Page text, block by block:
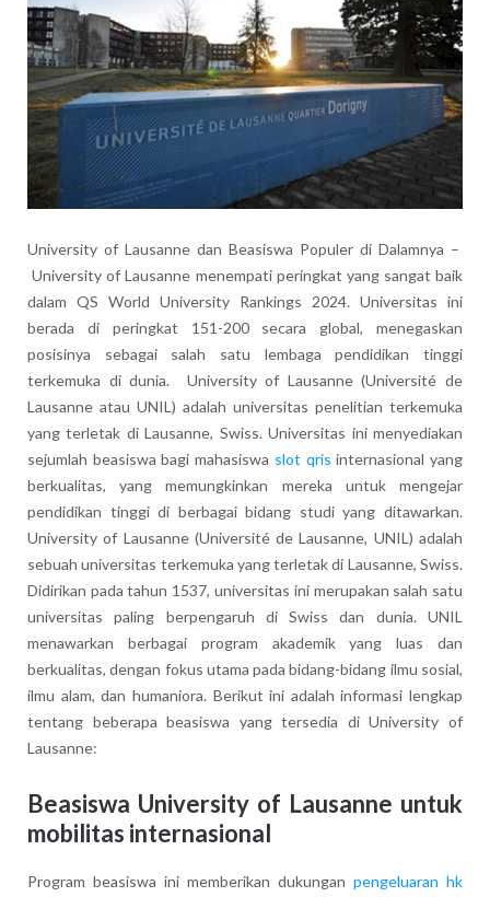
University of Lausanne dan Beasiswa Populer di Dalamnya –
University of Lausanne menempati peringkat yang sangat baik
dalam QS World University Rankings 2024. Universitas ini
berada di peringkat 151-200 secara global, menegaskan
posisinya sebagai salah satu lembaga pendidikan tinggi
terkemuka di dunia. University of Lausanne (Université de
Lausanne atau UNIL) adalah universitas penelitian terkemuka
yang terletak di Lausanne, Swiss. Universitas ini menyediakan
sejumlah beasiswa bagi mahasiswa slot qris internasional yang
berkualitas, yang memungkinkan mereka untuk mengejar
pendidikan tinggi di berbagai bidang studi yang ditawarkan.
University of Lausanne (Université de Lausanne, UNIL) adalah
sebuah universitas terkemuka yang terletak di Lausanne, Swiss.
Didirikan pada tahun 1537, universitas ini merupakan salah satu
universitas paling berpengaruh di Swiss dan dunia. UNIL
menawarkan berbagai program akademik yang luas dan
berkualitas, dengan fokus utama pada bidang-bidang ilmu sosial,
ilmu alam, dan humaniora. Berikut ini adalah informasi lengkap
tentang beberapa beasiswa yang tersedia di University of
Lausanne:
Beasiswa University of Lausanne untuk
mobilitas internasional
Program beasiswa ini memberikan dukunganpengeluaran hk